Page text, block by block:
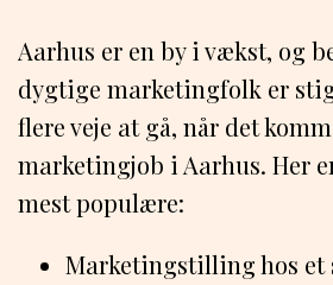
Aarhus er en by i vækst, og
dygtige marketingfolk er
flere veje at gå, når det
marketingjob i Aarhus. Her
mest populære:
Marketingstilling hos et